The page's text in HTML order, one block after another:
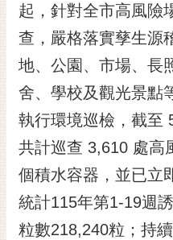
站
導
訂
閱
RSS
訂
閱
電
子
報
起，針對全市高風險
查，嚴格落實孳生源
地、公園、市場、長
舍、學校及觀光景點
執行環境巡檢，截至
共計巡查 3,610 處高
個積水容器，並已立
統計115年第1-19週
粒數218,240粒；持